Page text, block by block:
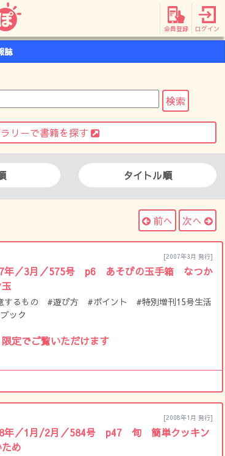
会員登録 ログイン
誌
リーで書籍を探す
タイトル順
前へ 次へ
[2007年3月 発行]
年／3月／575号 p6 あそびの玉手箱 なつか
するもの #遊び方 #ポイント #特別増刊15号生活
ック
定でご覧いただけます
[2008年1月 発行]
年／1月/2月／584号 p47 旬 簡単クッキン
め